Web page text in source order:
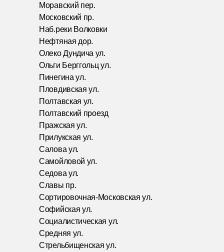
Моравский пер.
Московский пр.
Наб.реки Волковки
Нефтяная дор.
Олеко Дундича ул.
Ольги Берггольц ул.
Пинегина ул.
Пловдивская ул.
Полтавская ул.
Полтавский проезд
Пражская ул.
Прилукская ул.
Салова ул.
Самойловой ул.
Седова ул.
Славы пр.
Сортировочная-Московская ул.
Софийская ул.
Социалистическая ул.
Средняя ул.
Стрельбищенская ул.